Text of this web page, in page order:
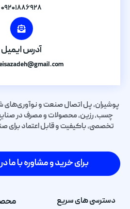
۰۹۲۰۱۸۸۶۹۲۸
آدرس ایمیل
پوشیران، پل اتصال صنعت و نوآوری‌های
چسب، رزین، محصولات و مصرف در
تخصصی، باکیفیت و قابل اعتماد برای
برای خرید و مشاوره با ما
دسترسی های سریع